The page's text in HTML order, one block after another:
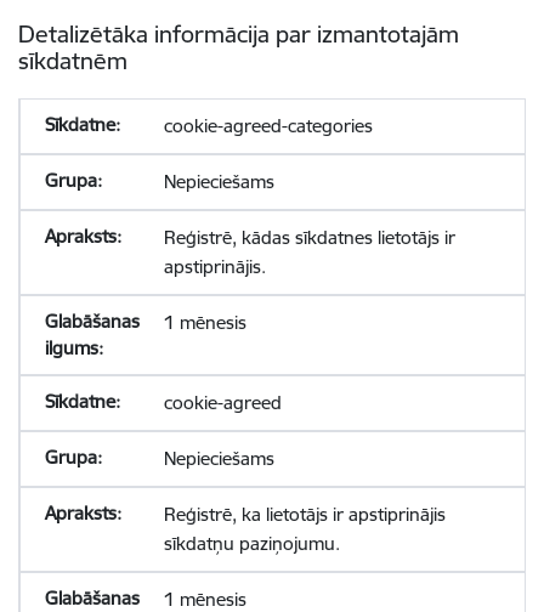
Detalizētāka informācija par izmantotajām
sīkdatnēm
cookie-agreed-categories
Nepieciešams
Reģistrē, kādas sīkdatnes lietotājs ir
apstiprinājis.
1 mēnesis
cookie-agreed
Nepieciešams
Reģistrē, ka lietotājs ir apstiprinājis
sīkdatņu paziņojumu.
1 mēnesis